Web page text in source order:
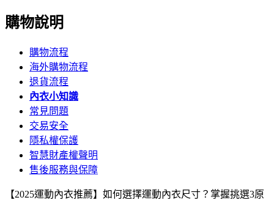
購物說明
購物流程
海外購物流程
退貨流程
內衣小知識
常見問題
交易安全
隱私權保護
智慧財產權聲明
售後服務與保障
【2025運動內衣推薦】如何選擇運動內衣尺寸？掌握挑選3原